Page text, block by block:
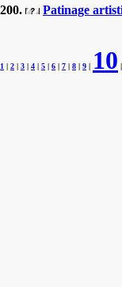
200. Patinage
1 | 2 | 3 | 4 | 5 | 6 | 7 | 8 | 9 | 10 |